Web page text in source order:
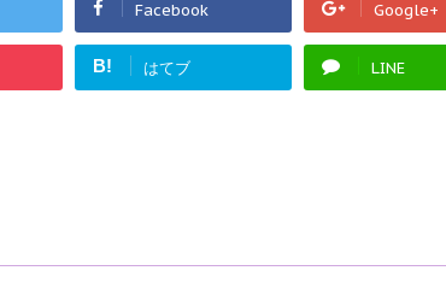
Facebook Google+
B! はてブ LINE